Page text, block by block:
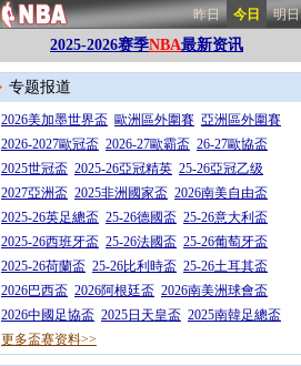
昨日 今日 明日
2025-2026赛季NBA最新资讯
专题报道
2026美加墨世界盃 歐洲區外圍賽 亞洲區外圍賽
2026-2027歐冠盃 2026-27歐霸盃 26-27歐協盃
2025世冠盃 2025-26亞冠精英 25-26亞冠乙级
2027亞洲盃 2025非洲國家盃 2026南美自由盃
2025-26英足總盃 25-26德國盃 25-26意大利盃
2025-26西班牙盃 25-26法國盃 25-26葡萄牙盃
2025-26荷蘭盃 25-26比利時盃 25-26土耳其盃
2026巴西盃 2026阿根廷盃 2026南美洲球會盃
2026中國足協盃 2025日天皇盃 2025南韓足總盃
更多盃赛资料>>